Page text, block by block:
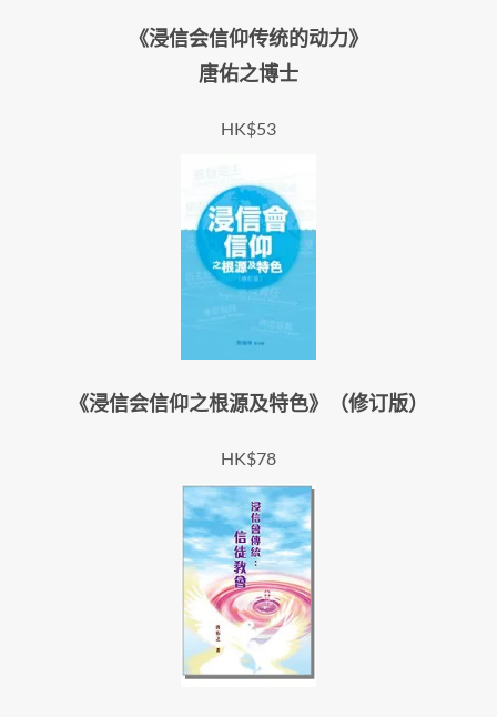
《浸信会信仰传统的动力》
唐佑之博士
HK$53
《浸信会信仰之根源及特色》（修订版）
HK$78